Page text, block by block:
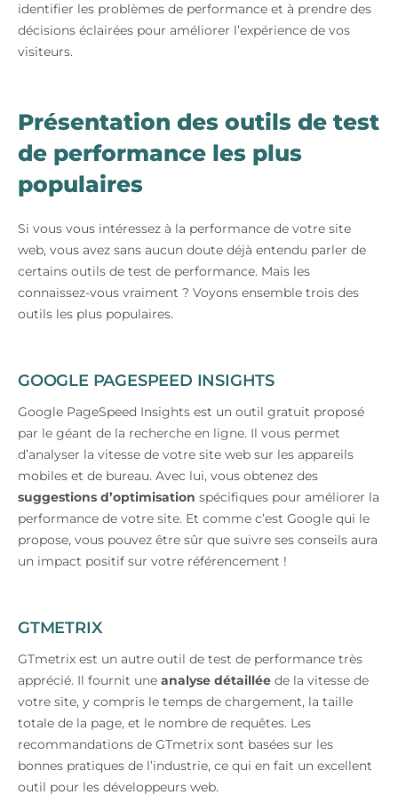
identifier les problèmes de performance et à prendre des
décisions éclairées pour améliorer l’expérience de vos
visiteurs.
Présentation des outils de test
de performance les plus
populaires
Si vous vous intéressez à la performance de votre site
web, vous avez sans aucun doute déjà entendu parler de
certains outils de test de performance. Mais les
connaissez-vous vraiment ? Voyons ensemble trois des
outils les plus populaires.
GOOGLE PAGESPEED INSIGHTS
Google PageSpeed Insights est un outil gratuit proposé
par le géant de la recherche en ligne. Il vous permet
d’analyser la vitesse de votre site web sur les appareils
mobiles et de bureau. Avec lui, vous obtenez des
suggestions d’optimisation spécifiques pour améliorer la
performance de votre site. Et comme c’est Google qui le
propose, vous pouvez être sûr que suivre ses conseils aura
un impact positif sur votre référencement !
GTMETRIX
GTmetrix est un autre outil de test de performance très
apprécié. Il fournit une analyse détaillée de la vitesse de
votre site, y compris le temps de chargement, la taille
totale de la page, et le nombre de requêtes. Les
recommandations de GTmetrix sont basées sur les
bonnes pratiques de l’industrie, ce qui en fait un excellent
outil pour les développeurs web.